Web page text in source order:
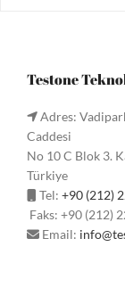
Testone
Adres:
Caddesi
No 10 C Blok 3.
Türkiye
Tel: +90 (212)
Faks: +90 (212)
Email: